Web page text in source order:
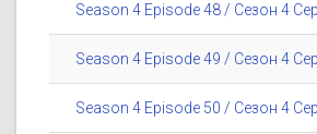
Season 4 Episode 48 / Сезон 4
Season 4 Episode 49 / Сезон 4
Season 4 Episode 50 / Сезон 4